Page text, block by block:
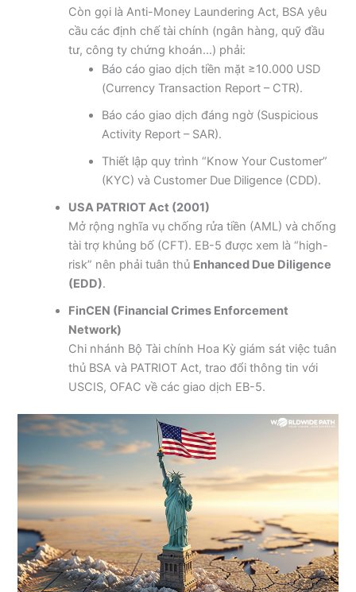
Còn gọi là Anti-Money Laundering Act, BSA yêu
cầu các định chế tài chính (ngân hàng, quỹ đầu
tư, công ty chứng khoán…) phải:
Báo cáo giao dịch tiền mặt ≥10.000 USD
(Currency Transaction Report – CTR).
Báo cáo giao dịch đáng ngờ (Suspicious
Activity Report – SAR).
Thiết lập quy trình “Know Your Customer”
(KYC) và Customer Due Diligence (CDD).
USA PATRIOT Act (2001)
Mở rộng nghĩa vụ chống rửa tiền (AML) và chống
tài trợ khủng bố (CFT). EB-5 được xem là “high-
risk” nên phải tuân thủ Enhanced Due Diligence
(EDD).
FinCEN (Financial Crimes Enforcement
Network)
Chi nhánh Bộ Tài chính Hoa Kỳ giám sát việc tuân
thủ BSA và PATRIOT Act, trao đổi thông tin với
USCIS, OFAC về các giao dịch EB-5.